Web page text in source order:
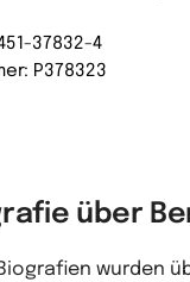
37832-4
P378323
über
wurden